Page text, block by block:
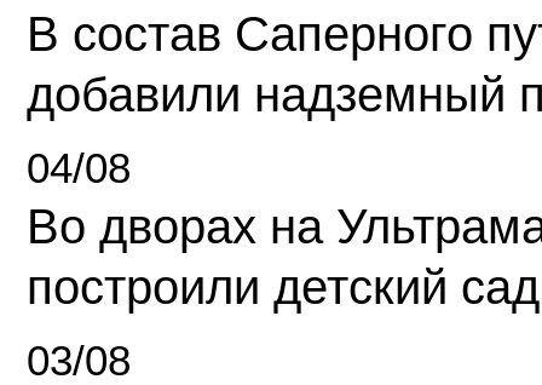
В состав Саперного
добавили надземный
04/08
Во дворах на
построили детский сад
03/08